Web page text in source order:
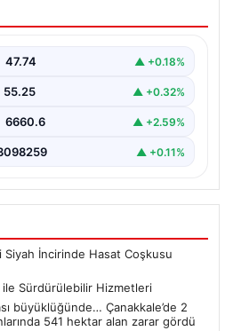
yenilemektedir. Bu
kenara…
47.74 ▲ +0.18%
55.25 ▲ +0.32%
6660.6 ▲ +2.59%
▲ +0.11%
Siyah İncirinde Hasat Coşkusu
Sürdürülebilir Hizmetleri
büyüklüğünde… Çanakkale’de 2
541 hektar alan zarar gördü